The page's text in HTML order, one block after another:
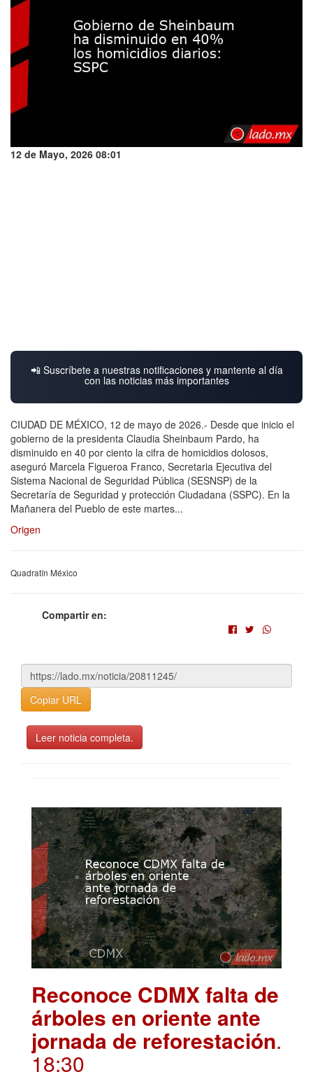
12 de Mayo, 2026 08:01
📲 Suscríbete a nuestras notificaciones y mantente al día
con las noticias más importantes
CIUDAD DE MÉXICO, 12 de mayo de 2026.- Desde que inicio el
gobierno de la presidenta Claudia Sheinbaum Pardo, ha
disminuido en 40 por ciento la cifra de homicidios dolosos,
aseguró Marcela Figueroa Franco, Secretaria Ejecutiva del
Sistema Nacional de Seguridad Pública (SESNSP) de la
Secretaría de Seguridad y protección Ciudadana (SSPC). En la
Mañanera del Pueblo de este martes...
Origen
Quadratín México
Compartir en:
Copiar URL
Leer noticia completa.
Reconoce CDMX falta de
árboles en oriente ante
jornada de reforestación.
18:30